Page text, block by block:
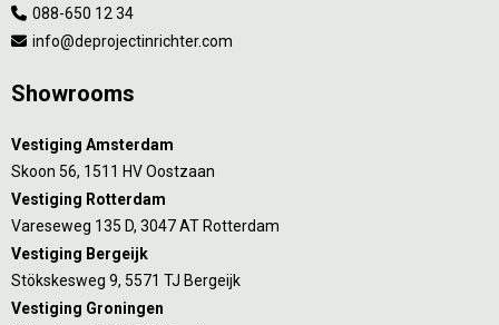
088-650 12 34
info@deprojectinrichter.com
Showrooms
Vestiging Amsterdam
Skoon 56, 1511 HV Oostzaan
Vestiging Rotterdam
Vareseweg 135 D, 3047 AT Rotterdam
Vestiging Bergeijk
Stökskesweg 9, 5571 TJ Bergeijk
Vestiging Groningen